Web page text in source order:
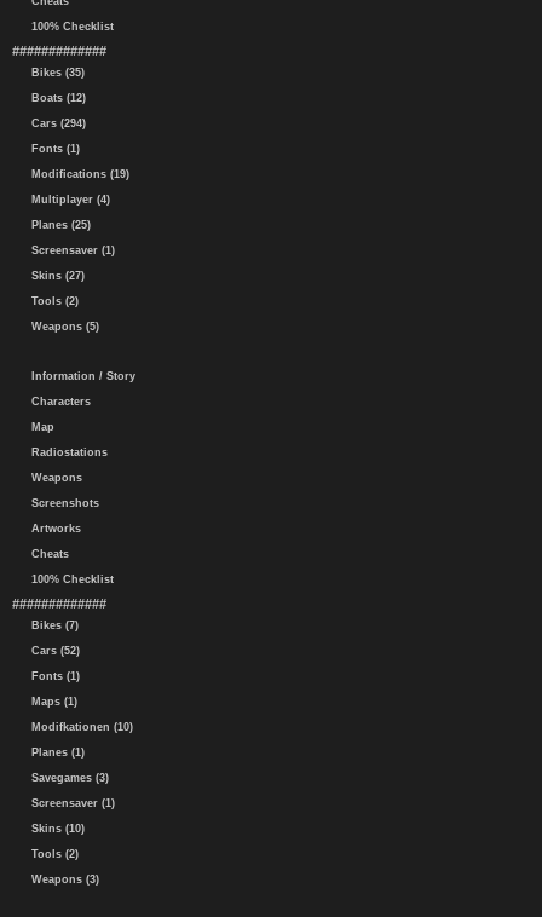
100% Checklist
#############
Bikes (35)
Boats (12)
Cars (294)
Fonts (1)
Modifications (19)
Multiplayer (4)
Planes (25)
Screensaver (1)
Skins (27)
Tools (2)
Weapons (5)
Information / Story
Characters
Map
Radiostations
Weapons
Screenshots
Artworks
Cheats
100% Checklist
#############
Bikes (7)
Cars (52)
Fonts (1)
Maps (1)
Modifkationen (10)
Planes (1)
Savegames (3)
Screensaver (1)
Skins (10)
Tools (2)
Weapons (3)